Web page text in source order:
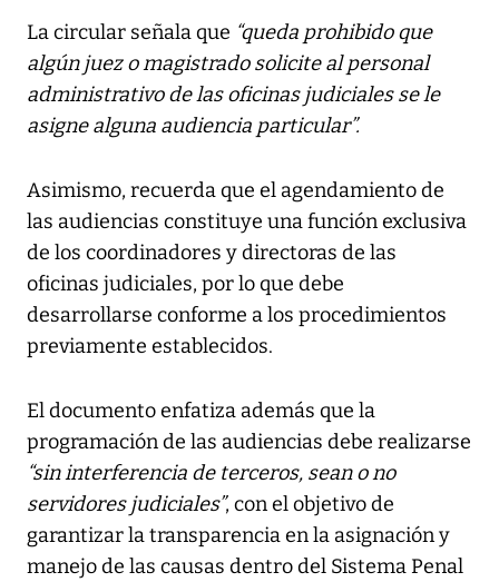
La circular señala que “queda prohibido que
algún juez o magistrado solicite al personal
administrativo de las oficinas judiciales se le
asigne alguna audiencia particular”.
Asimismo, recuerda que el agendamiento de
las audiencias constituye una función exclusiva
de los coordinadores y directoras de las
oficinas judiciales, por lo que debe
desarrollarse conforme a los procedimientos
previamente establecidos.
El documento enfatiza además que la
programación de las audiencias debe realizarse
“sin interferencia de terceros, sean o no
servidores judiciales”, con el objetivo de
garantizar la transparencia en la asignación y
manejo de las causas dentro del Sistema Penal